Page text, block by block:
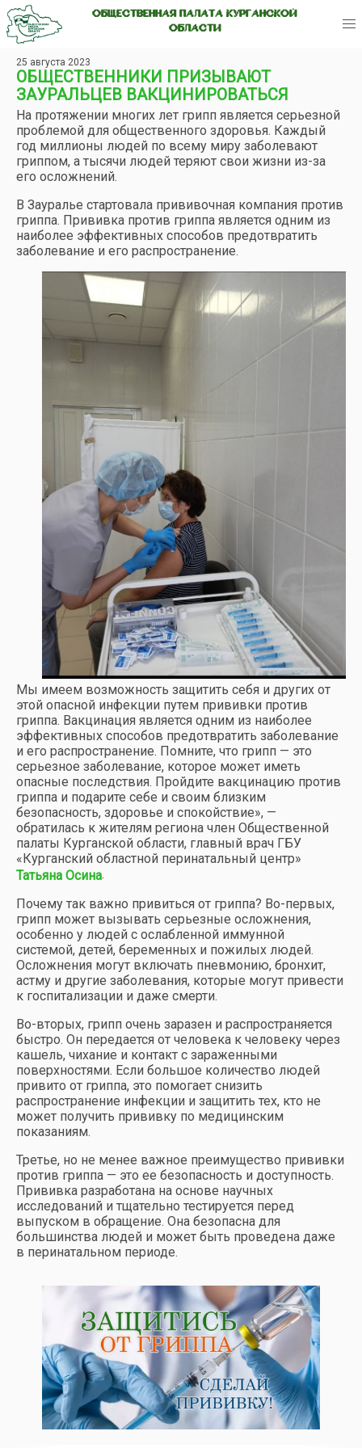
ОБЩЕСТВЕННАЯ ПАЛАТА КУРГАНСКОЙ
ОБЛАСТИ
25 августа 2023
ОБЩЕСТВЕННИКИ ПРИЗЫВАЮТ
ЗАУРАЛЬЦЕВ ВАКЦИНИРОВАТЬСЯ
На протяжении многих лет грипп является серьезной
проблемой для общественного здоровья. Каждый
год миллионы людей по всему миру заболевают
гриппом, а тысячи людей теряют свои жизни из-за
его осложнений.
В Зауралье стартовала прививочная компания против
гриппа. Прививка против гриппа является одним из
наиболее эффективных способов предотвратить
заболевание и его распространение.
Мы имеем возможность защитить себя и других от
этой опасной инфекции путем прививки против
гриппа. Вакцинация является одним из наиболее
эффективных способов предотвратить заболевание
и его распространение. Помните, что грипп — это
серьезное заболевание, которое может иметь
опасные последствия. Пройдите вакцинацию против
гриппа и подарите себе и своим близким
безопасность, здоровье и спокойствие», —
обратилась к жителям региона член Общественной
палаты Курганской области, главный врач ГБУ
«Курганский областной перинатальный центр»
Татьяна Осина.
Почему так важно привиться от гриппа? Во-первых,
грипп может вызывать серьезные осложнения,
особенно у людей с ослабленной иммунной
системой, детей, беременных и пожилых людей.
Осложнения могут включать пневмонию, бронхит,
астму и другие заболевания, которые могут привести
к госпитализации и даже смерти.
Во-вторых, грипп очень заразен и распространяется
быстро. Он передается от человека к человеку через
кашель, чихание и контакт с зараженными
поверхностями. Если большое количество людей
привито от гриппа, это помогает снизить
распространение инфекции и защитить тех, кто не
может получить прививку по медицинским
показаниям.
Третье, но не менее важное преимущество прививки
против гриппа — это ее безопасность и доступность.
Прививка разработана на основе научных
исследований и тщательно тестируется перед
выпуском в обращение. Она безопасна для
большинства людей и может быть проведена даже
в перинатальном периоде.